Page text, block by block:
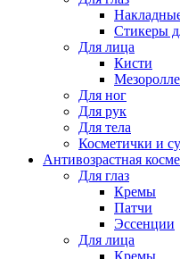
Стикеры
Для лица
Кисти
Для ног
Для рук
Для тела
Косметички и
Антивозрастная
Для глаз
Кремы
Патчи
Эссенции
Для лица